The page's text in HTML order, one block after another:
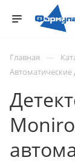
Главная —
Автоматические